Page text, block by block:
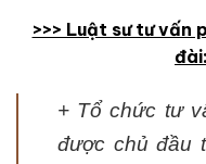
>>> Luật sư tư vấn
đài:
+ Tổ chức tư
được chủ đầu